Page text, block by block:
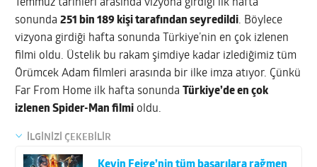
Temmuz tarihleri arasında vizyona girdiği ilk hafta
sonunda251 bin 189 kişi tarafından seyredildi. Böylece
vizyona girdiği hafta sonunda Türkiye’nin en çok izlenen
filmi oldu. Üstelik bu rakam şimdiye kadar izlediğimiz tüm
Örümcek Adam filmleri arasında bir ilke imza atıyor. Çünkü
Far From Home ilk hafta sonunda
Türkiye’de en çok
izlenen Spider-Man filmi oldu.
İLGİNİZİ ÇEKEBİLİR